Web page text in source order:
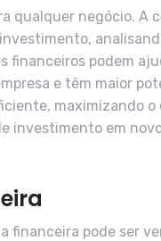
qualquer negócio. A
financeiros podem
e têm maior
maximizando
investimento em
financeira pode ser